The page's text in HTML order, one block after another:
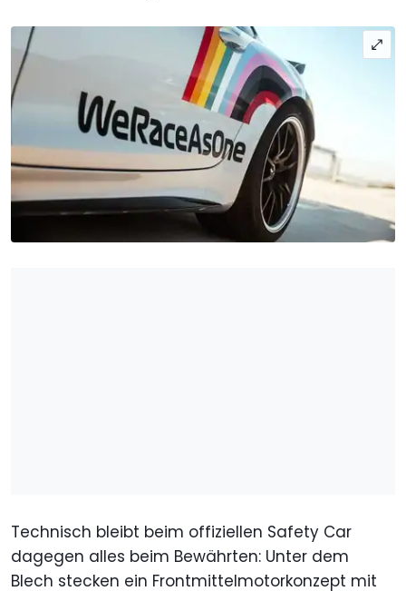
Technisch bleibt beim offiziellen Safety Car
dagegen alles beim Bewährten: Unter dem
Blech stecken ein Frontmittelmotorkonzept mit